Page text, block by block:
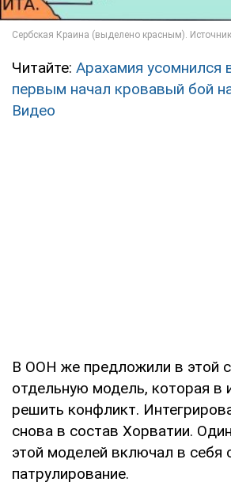
Читайте: Арахамия усомнился
первым начал кровавый бой
Видео
В ООН же предложили в этой
отдельную модель, которая в
решить конфликт.
снова в состав Хорватии.
этой моделей включал в себя
патрулирование.